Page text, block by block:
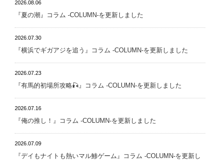
2026.08.06
『夏の潮』 コラム -COLUMN-を更新しました
2026.07.30
『横浜でギガアジを追う』 コラム -COLUMN-を更新しました
2026.07.23
『有馬的初場所攻略🎣』 コラム -COLUMN-を更新しました
2026.07.16
『俺の推し！』 コラム -COLUMN-を更新しました
2026.07.09
『デイもナイトも熱いマル鯵ゲーム』 コラム -COLUMN-を更新し